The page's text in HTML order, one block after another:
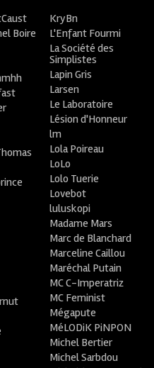
Boire
KryBn
L'Enfant Fourmi
La Société des
Simplistes
Lapin Gris
Larsen
Le Laboratoire
Lésion d'Honneur
lm
Lola Poireau
LoLo
Lolo Tuerie
Lovebot
luluskopi
Madame Mars
Marc de Blanchard
Marceline Caillou
Maréchal Putain
MC C-Imperatriz
MC Feminist
Mégapute
MéLODiK PiNPON
Michel Bertier
Michel Sarbdou